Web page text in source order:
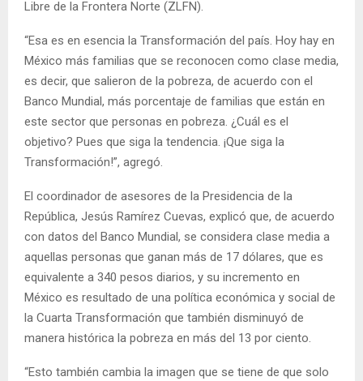
Libre de la Frontera Norte (ZLFN).
“Esa es en esencia la Transformación del país. Hoy hay en
México más familias que se reconocen como clase media,
es decir, que salieron de la pobreza, de acuerdo con el
Banco Mundial, más porcentaje de familias que están en
este sector que personas en pobreza. ¿Cuál es el
objetivo? Pues que siga la tendencia. ¡Que siga la
Transformación!”, agregó.
El coordinador de asesores de la Presidencia de la
República, Jesús Ramírez Cuevas, explicó que, de acuerdo
con datos del Banco Mundial, se considera clase media a
aquellas personas que ganan más de 17 dólares, que es
equivalente a 340 pesos diarios, y su incremento en
México es resultado de una política económica y social de
la Cuarta Transformación que también disminuyó de
manera histórica la pobreza en más del 13 por ciento.
“Esto también cambia la imagen que se tiene de que solo